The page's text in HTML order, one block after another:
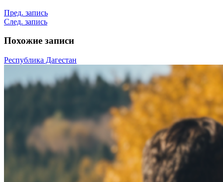
Пред. запись
След. запись
Похожие записи
Республика Дагестан